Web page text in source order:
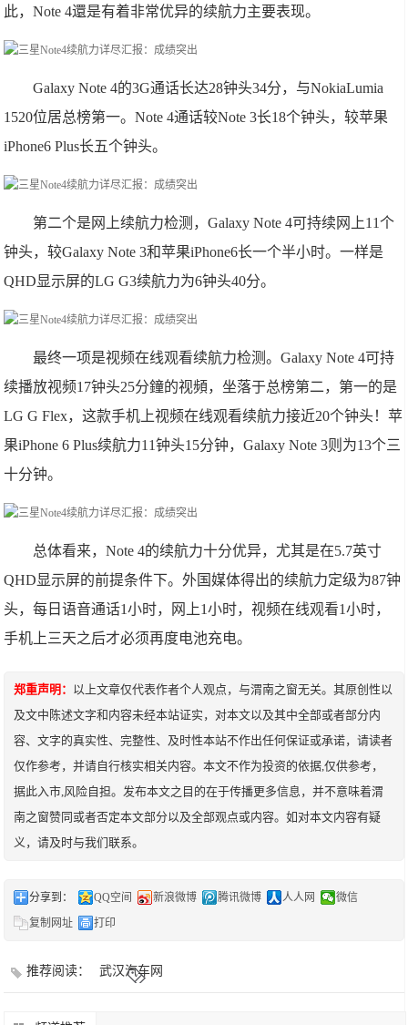
此，Note 4還是有着非常优异的续航力主要表现。
Galaxy Note 4的3G通话长达28钟头34分，与NokiaLumia
1520位居总榜第一。Note 4通话较Note 3长18个钟头，较苹果
iPhone6 Plus长五个钟头。
第二个是网上续航力检测，Galaxy Note 4可持续网上11个
钟头，较Galaxy Note 3和苹果iPhone6长一个半小时。一样是
QHD显示屏的LG G3续航力为6钟头40分。
最终一项是视频在线观看续航力检测。Galaxy Note 4可持
续播放视频17钟头25分鐘的视頻，坐落于总榜第二，第一的是
LG G Flex，这款手机上视频在线观看续航力接近20个钟头！苹
果iPhone 6 Plus续航力11钟头15分钟，Galaxy Note 3则为13个三
十分钟。
总体看来，Note 4的续航力十分优异，尤其是在5.7英寸
QHD显示屏的前提条件下。外国媒体得出的续航力定级为87钟
头，每日语音通话1小时，网上1小时，视频在线观看1小时，
手机上三天之后才必须再度电池充电。
郑重声明： 以上文章仅代表作者个人观点，与渭南之窗无关。其原创性以
及文中陈述文字和内容未经本站证实，对本文以及其中全部或者部分内
容、文字的真实性、完整性、及时性本站不作出任何保证或承诺，请读者
仅作参考，并请自行核实相关内容。本文不作为投资的依据,仅供参考，
据此入市,风险自担。发布本文之目的在于传播更多信息，并不意味着渭
南之窗赞同或者否定本文部分以及全部观点或内容。如对本文内容有疑
义，请及时与我们联系。
分享到： QQ空间 新浪微博 腾讯微博 人人网
微信
复制网址
打印
推荐阅读： 武汉汽车网